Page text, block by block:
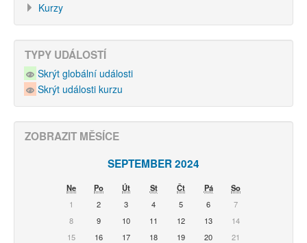
Kurzy
TYPY UDÁLOSTÍ
Skrýt globální události
Skrýt události kurzu
ZOBRAZIT MĚSÍCE
SEPTEMBER 2024
Ne Po Út St Čt Pá
So
1
2 3 4 5 6
7
8
9 10 11 12 13
14
15
16 17 18 19 20
21